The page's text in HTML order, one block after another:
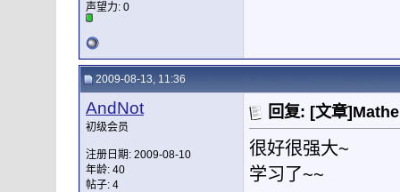
声望力: 0
2009-08-13, 11:36
AndNot
初级会员
注册日期: 2009-08-10
年龄: 40
帖子: 4
回复: [文章
很好很强大~
学习了~~